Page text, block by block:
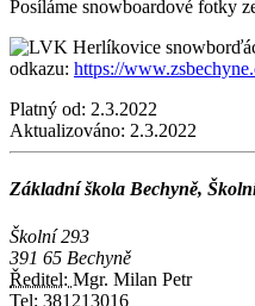
Posíláme snowboardové fotky
odkazu: https://
Platný od: 2.3.2022
Aktualizováno: 2.3.2022
Základní škola Bechyně,
Školní 293
391 65 Bechyně
Ředitel: Mgr. Milan Petr
Tel: 381213016